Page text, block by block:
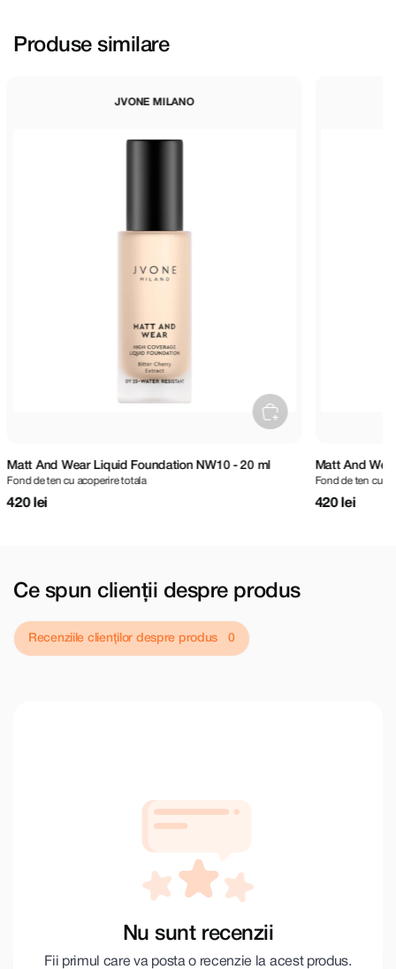
Produse similare
JVONE MILANO
Matt And Wear Liquid Foundation NC15 - 20 ml
Fond de ten cu acoperire totala
420 lei
Matt And
Fond de ten cu
420 lei
Ce spun clienții despre produs
Recenziile clienților despre produs
Nu sunt recenzii
Fii primul care va posta o recenzie la acest produs.